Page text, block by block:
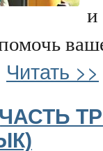
и
Читать >>